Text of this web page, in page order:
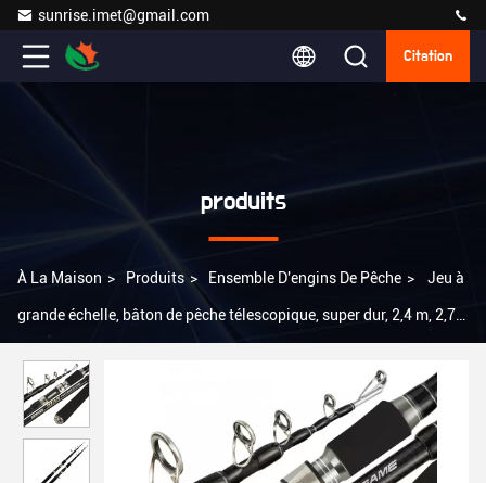
sunrise.imet@gmail.com
Citation
produits
À La Maison > Produits > Ensemble D'engins De Pêche > Jeu à
grande échelle, bâton de pêche télescopique, super dur, 2,4 m, 2,7